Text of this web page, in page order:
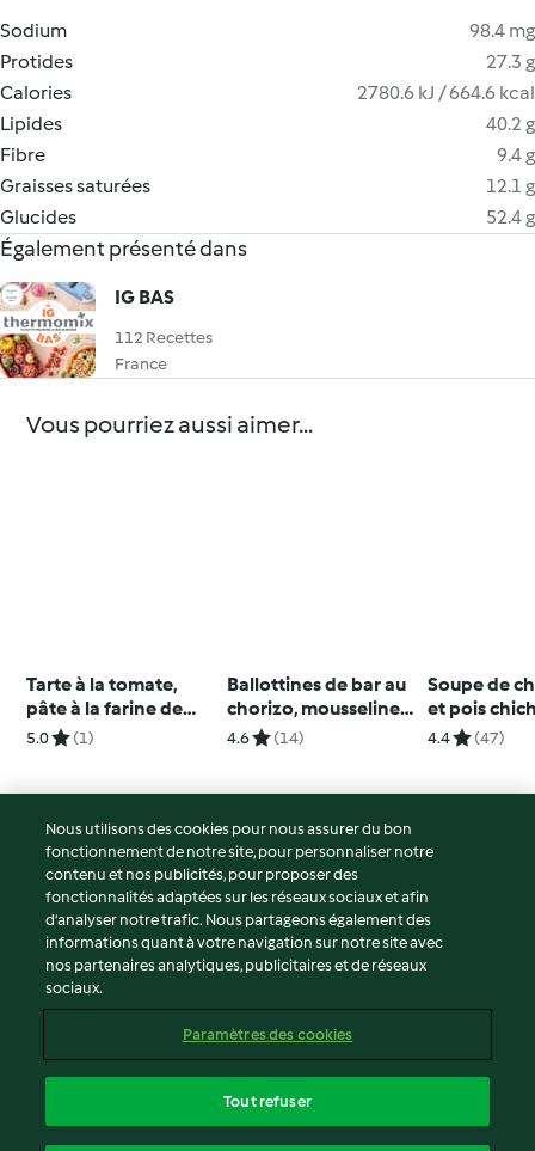
Sodium
98.4 mg
Protides
27.3 g
Calories
2780.6 kJ / 664.6 kcal
Lipides
40.2 g
Fibre
9.4 g
Graisses saturées
12.1 g
Glucides
52.4 g
Également présenté dans
IG BAS
112 Recettes
France
Vous pourriez aussi aimer...
Tarte à la tomate,
pâte à la farine de
pois chiches
5.0 (1)
Ballottines de bar au
chorizo, mousseline
de chou-fleur
4.6 (14)
Soupe de
et pois
4.4 (47)
© Copyright 2026
Conditions d'utilisation
Politique de confidentialité
Non-responsabilité
Mentions légales
Contenu du rapport
Déclaration d'accessibilité
Nous utilisons des cookies pour nous assurer du bon
fonctionnement de notre site, pour personnaliser notre
contenu et nos publicités, pour proposer des
fonctionnalités adaptées sur les réseaux sociaux et afin
d’analyser notre trafic. Nous partageons également des
informations quant à votre navigation sur notre site avec
nos partenaires analytiques, publicitaires et de réseaux
sociaux.
Paramètres des cookies
Tout refuser